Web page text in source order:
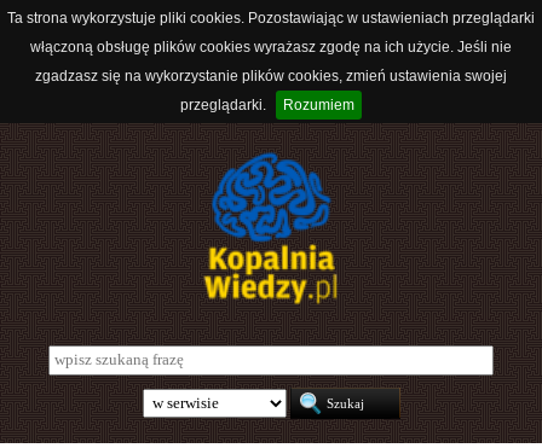
Ta strona wykorzystuje pliki cookies. Pozostawiając w ustawieniach przeglądarki
włączoną obsługę plików cookies wyrażasz zgodę na ich użycie. Jeśli nie
zgadzasz się na wykorzystanie plików cookies, zmień ustawienia swojej
przeglądarki.
Rozumiem